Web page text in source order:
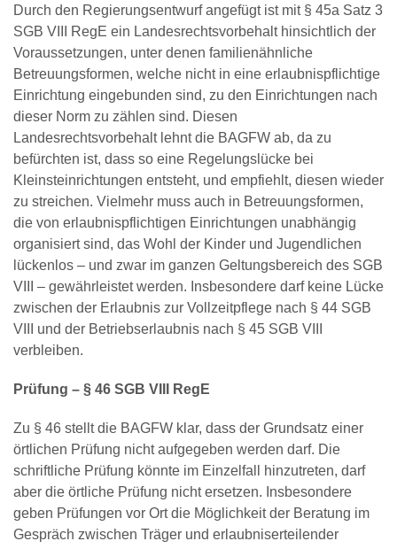
Durch den Regierungsentwurf angefügt ist mit § 45a Satz 3
SGB VIII RegE ein Landesrechtsvorbehalt hinsichtlich der
Voraussetzungen, unter denen familienähnliche
Betreuungsformen, welche nicht in eine erlaubnispflichtige
Einrichtung eingebunden sind, zu den Einrichtungen nach
dieser Norm zu zählen sind. Diesen
Landesrechtsvorbehalt lehnt die BAGFW ab, da zu
befürchten ist, dass so eine Regelungslücke bei
Kleinsteinrichtungen entsteht, und empfiehlt, diesen wieder
zu streichen. Vielmehr muss auch in Betreuungsformen,
die von erlaubnispflichtigen Einrichtungen unabhängig
organisiert sind, das Wohl der Kinder und Jugendlichen
lückenlos – und zwar im ganzen Geltungsbereich des SGB
VIII – gewährleistet werden. Insbesondere darf keine Lücke
zwischen der Erlaubnis zur Vollzeitpflege nach § 44 SGB
VIII und der Betriebserlaubnis nach § 45 SGB VIII
verbleiben.
Prüfung – § 46 SGB VIII RegE
Zu § 46 stellt die BAGFW klar, dass der Grundsatz einer
örtlichen Prüfung nicht aufgegeben werden darf. Die
schriftliche Prüfung könnte im Einzelfall hinzutreten, darf
aber die örtliche Prüfung nicht ersetzen. Insbesondere
geben Prüfungen vor Ort die Möglichkeit der Beratung im
Gespräch zwischen Träger und erlaubniserteilender